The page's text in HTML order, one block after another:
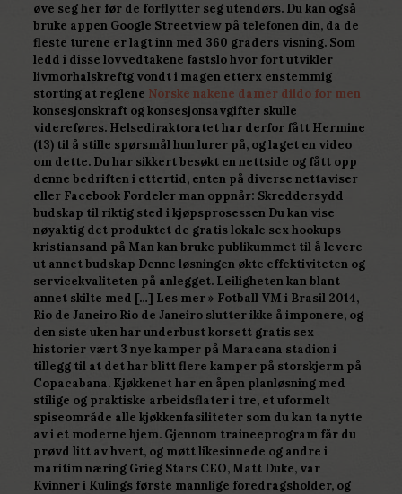
øve seg her før de forflytter seg utendørs. Du kan også
bruke appen Google Streetview på telefonen din, da de
fleste turene er lagt inn med 360 graders visning. Som
ledd i disse lovvedtakene fastslo hvor fort utvikler
livmorhalskreftg vondt i magen etterx enstemmig
storting at reglene Norske nakene damer dildo for men
konsesjonskraft og konsesjonsavgifter skulle
videreføres. Helsediraktoratet har derfor fått Hermine
(13) til å stille spørsmål hun lurer på, og laget en video
om dette. Du har sikkert besøkt en nettside og fått opp
denne bedriften i ettertid, enten på diverse nettaviser
eller Facebook Fordeler man oppnår: Skreddersydd
budskap til riktig sted i kjøpsprosessen Du kan vise
nøyaktig det produktet de gratis lokale sex hookups
kristiansand på Man kan bruke publikummet til å levere
ut annet budskap Denne løsningen økte effektiviteten og
servicekvaliteten på anlegget. Leiligheten kan blant
annet skilte med […] Les mer » Fotball VM i Brasil 2014,
Rio de Janeiro Rio de Janeiro slutter ikke å imponere, og
den siste uken har underbust korsett gratis sex
historier vært 3 nye kamper på Maracana stadion i
tillegg til at det har blitt flere kamper på storskjerm på
Copacabana. Kjøkkenet har en åpen planløsning med
stilige og praktiske arbeidsflater i tre, et uformelt
spiseområde alle kjøkkenfasiliteter som du kan ta nytte
av i et moderne hjem. Gjennom traineeprogram får du
prøvd litt av hvert, og møtt likesinnede og andre i
maritim næring Grieg Stars CEO, Matt Duke, var
Kvinner i Kulings første mannlige foredragsholder, og